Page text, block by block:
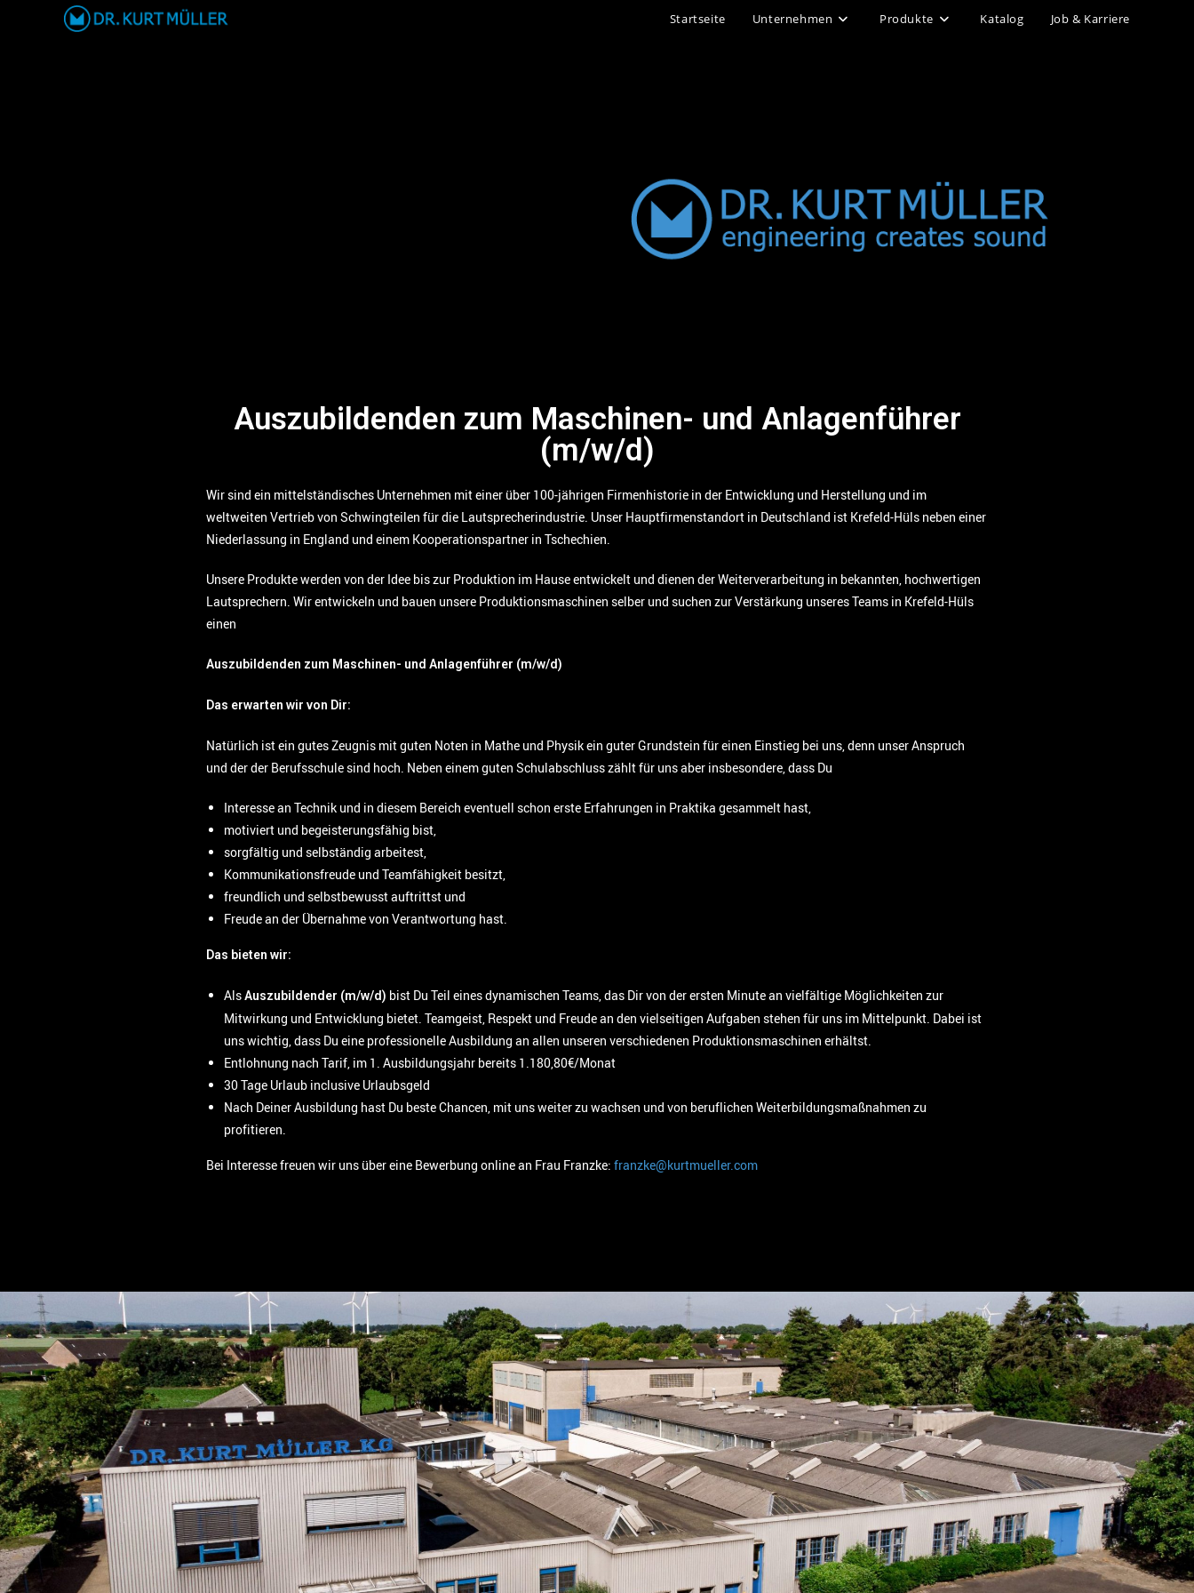
Startseite Unternehmen Produkte Katalog Job & Karriere
Auszubildenden zum Maschinen- und Anlagenführer
(m/w/d)
Wir sind ein mittelständisches Unternehmen mit einer über 100-jährigen Firmenhistorie in der Entwicklung und Herstellung und im
weltweiten Vertrieb von Schwingteilen für die Lautsprecherindustrie. Unser Hauptfirmenstandort in Deutschland ist Krefeld-Hüls neben einer
Niederlassung in England und einem Kooperationspartner in Tschechien.
Unsere Produkte werden von der Idee bis zur Produktion im Hause entwickelt und dienen der Weiterverarbeitung in bekannten, hochwertigen
Lautsprechern. Wir entwickeln und bauen unsere Produktionsmaschinen selber und suchen zur Verstärkung unseres Teams in Krefeld-Hüls
einen
Auszubildenden zum Maschinen- und Anlagenführer (m/w/d)
Das erwarten wir von Dir:
Natürlich ist ein gutes Zeugnis mit guten Noten in Mathe und Physik ein guter Grundstein für einen Einstieg bei uns, denn unser Anspruch
und der der Berufsschule sind hoch. Neben einem guten Schulabschluss zählt für uns aber insbesondere, dass Du
Interesse an Technik und in diesem Bereich eventuell schon erste Erfahrungen in Praktika gesammelt hast,
motiviert und begeisterungsfähig bist,
sorgfältig und selbständig arbeitest,
Kommunikationsfreude und Teamfähigkeit besitzt,
freundlich und selbstbewusst auftrittst und
Freude an der Übernahme von Verantwortung hast.
Das bieten wir:
AlsAuszubildender (m/w/d) bist Du Teil eines dynamischen Teams, das Dir von der ersten Minute an vielfältige Möglichkeiten zur
Mitwirkung und Entwicklung bietet. Teamgeist, Respekt und Freude an den vielseitigen Aufgaben stehen für uns im Mittelpunkt. Dabei ist
uns wichtig, dass Du eine professionelle Ausbildung an allen unseren verschiedenen Produktionsmaschinen erhältst.
Entlohnung nach Tarif, im 1. Ausbildungsjahr bereits 1.180,80€/Monat
30 Tage Urlaub inclusive Urlaubsgeld
Nach Deiner Ausbildung hast Du beste Chancen, mit uns weiter zu wachsen und von beruflichen Weiterbildungsmaßnahmen zu
profitieren.
Bei Interesse freuen wir uns über eine Bewerbung online an Frau Franzke: franzke@kurtmueller.com